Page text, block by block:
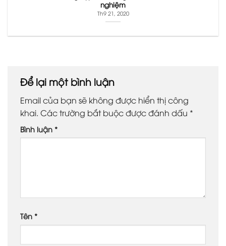
nghiệm
Th9 21, 2020
Để lại một bình luận
Email của bạn sẽ không được hiển thị công
khai. Các trường bắt buộc được đánh dấu *
Bình luận *
Tên *